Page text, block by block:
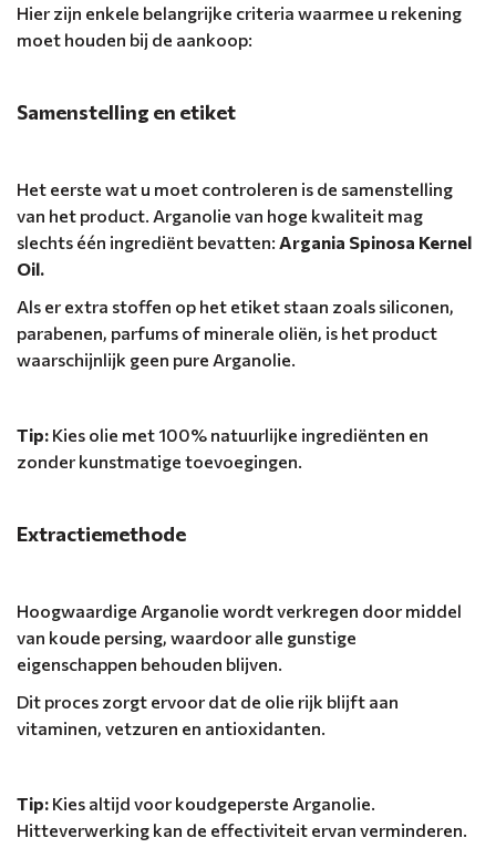
Hier zijn enkele belangrijke criteria waarmee u rekening
moet houden bij de aankoop:
Samenstelling en etiket
Het eerste wat u moet controleren is de samenstelling
van het product. Arganolie van hoge kwaliteit mag
slechts één ingrediënt bevatten: Argania Spinosa Kernel
Oil.
Als er extra stoffen op het etiket staan ​​zoals siliconen,
parabenen, parfums of minerale oliën, is het product
waarschijnlijk geen pure Arganolie.
Tip: Kies olie met 100% natuurlijke ingrediënten en
zonder kunstmatige toevoegingen.
Extractiemethode
Hoogwaardige Arganolie wordt verkregen door middel
van koude persing, waardoor alle gunstige
eigenschappen behouden blijven.
Dit proces zorgt ervoor dat de olie rijk blijft aan
vitaminen, vetzuren en antioxidanten.
Tip: Kies altijd voor koudgeperste Arganolie.
Hitteverwerking kan de effectiviteit ervan verminderen.